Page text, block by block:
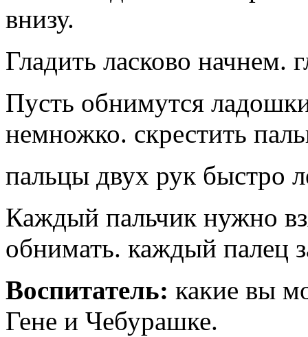
внизу.
Гладить ласково начнем.
Пусть обнимутся
немножко. скрестить
пальцы двух рук быстро
Каждый пальчик нужно
обнимать. каждый палец
Воспитатель: какие вы
Гене и Чебурашке.